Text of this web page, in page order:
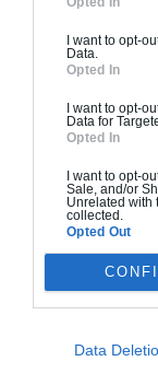
I want to opt-
Data.
Opted In
I want to opt-
Data for
Opted In
I want to opt-
Sale, and/or
Unrelated with
collected.
Opted Out
Data
Presse
de Batiweb Group
Plan du site
Nos Services
Rénovation
Rénovation
Rénovation